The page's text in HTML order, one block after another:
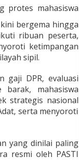
protes mahasiswa
bergema hingga
ribuan peserta,
ketimpangan
sipil.
gaji DPR, evaluasi
mahasiswa
strategis nasional
serta menyoroti
yang dinilai paling
resmi oleh PASTI